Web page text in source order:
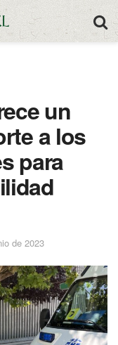
un
a los
para
de 2023